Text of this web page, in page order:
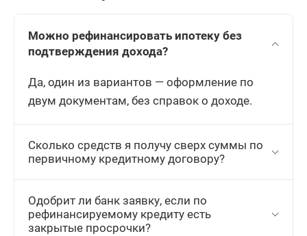
Можно рефинансировать ипотеку без
подтверждения дохода?
Да, один из вариантов — оформление по
двум документам, без справок о доходе.
Сколько средств я получу сверх суммы по
первичному кредитному договору?
Одобрит ли банк заявку, если по
рефинансируемому кредиту есть
закрытые просрочки?